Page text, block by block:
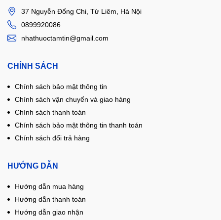
37 Nguyễn Đổng Chi, Từ Liêm, Hà Nội
0899920086
nhathuoctamtin@gmail.com
CHÍNH SÁCH
Chính sách bảo mật thông tin
Chính sách vận chuyển và giao hàng
Chính sách thanh toán
Chính sách bảo mật thông tin thanh toán
Chính sách đổi trả hàng
HƯỚNG DẪN
Hướng dẫn mua hàng
Hướng dẫn thanh toán
Hướng dẫn giao nhận